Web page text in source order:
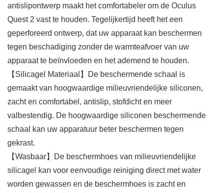
antislipontwerp maakt het comfortabeler om de Oculus
Quest 2 vast te houden. Tegelijkertijd heeft het een
geperforeerd ontwerp, dat uw apparaat kan beschermen
tegen beschadiging zonder de warmteafvoer van uw
apparaat te beïnvloeden en het ademend te houden.
【Silicagel Materiaal】De beschermende schaal is
gemaakt van hoogwaardige milieuvriendelijke siliconen,
zacht en comfortabel, antislip, stofdicht en meer
valbestendig. De hoogwaardige siliconen beschermende
schaal kan uw apparatuur beter beschermen tegen
gekrast.
【Wasbaar】De beschermhoes van milieuvriendelijke
silicagel kan voor eenvoudige reiniging direct met water
worden gewassen en de beschermhoes is zacht en